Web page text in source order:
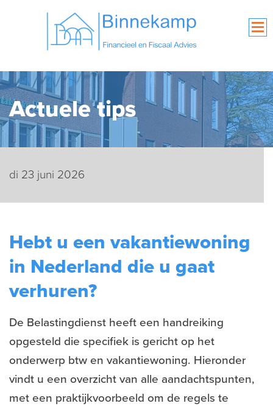
Actuele tips
di 23 juni 2026
Hebt u een vakantiewoning
in Nederland die u gaat
verhuren?
De Belastingdienst heeft een handreiking
opgesteld die specifiek is gericht op het
onderwerp btw en vakantiewoning. Hieronder
vindt u een overzicht van alle aandachtspunten,
met een praktijkvoorbeeld om de regels te